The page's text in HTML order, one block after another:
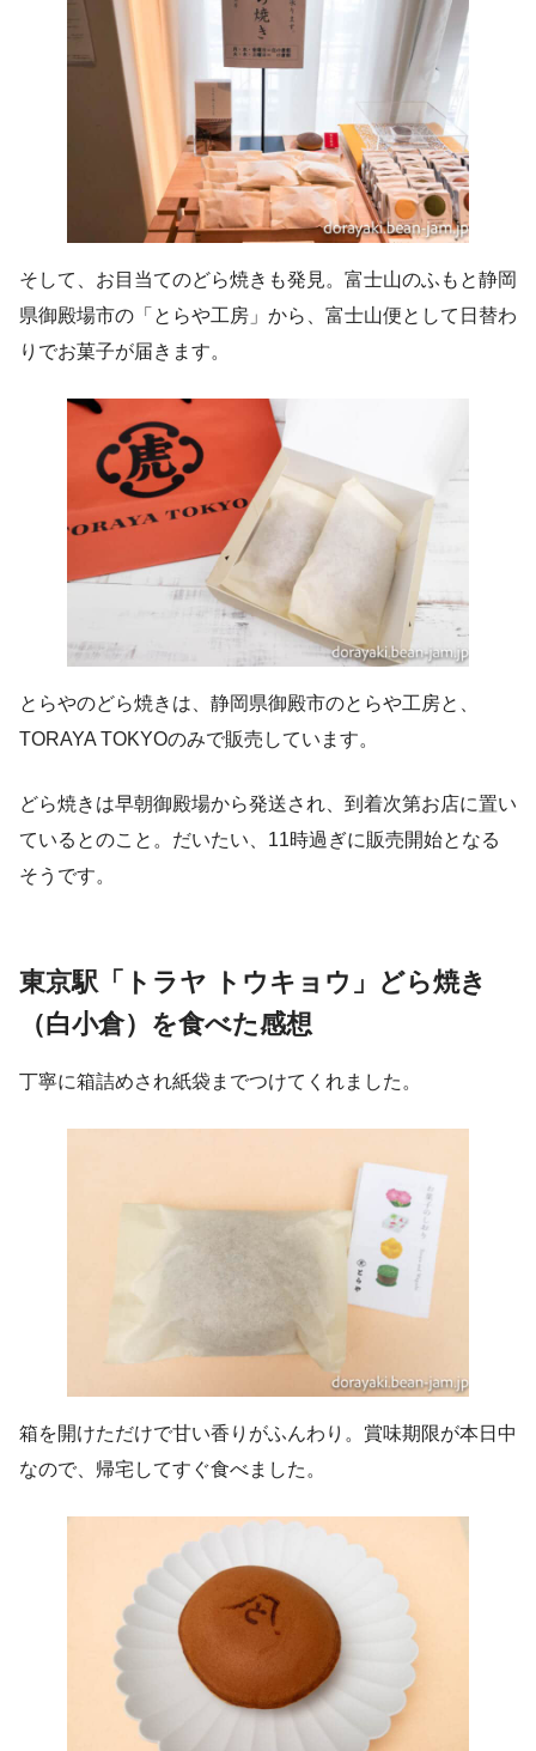
そして、お目当てのどら焼きも発見。富士山のふもと静岡
県御殿場市の「とらや工房」から、富士山便として日替わ
りでお菓子が届きます。
とらやのどら焼きは、静岡県御殿市のとらや工房と、
TORAYA TOKYOのみで販売しています。
どら焼きは早朝御殿場から発送され、到着次第お店に置い
ているとのこと。だいたい、11時過ぎに販売開始となる
そうです。
東京駅「 トラヤ トウキョウ」どら焼き
（白小倉）を食べた感想
丁寧に箱詰めされ紙袋までつけてくれました。
箱を開けただけで甘い香りがふんわり。賞味期限が本日中
なので、帰宅してすぐ食べました。